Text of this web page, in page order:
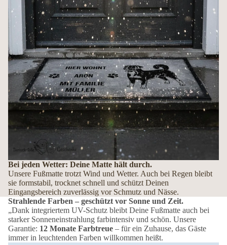
Bei jeden Wetter: Deine Matte hält durch.
Unsere Fußmatte trotzt Wind und Wetter. Auch bei Regen bleibt
sie formstabil, trocknet schnell und schützt Deinen
Eingangsbereich zuverlässig vor Schmutz und Nässe.
Strahlende Farben – geschützt vor Sonne und Zeit.
„Dank integriertem UV-Schutz bleibt Deine Fußmatte auch bei
starker Sonneneinstrahlung farbintensiv und schön. Unsere
Garantie: 12 Monate Farbtreue – für ein Zuhause, das Gäste
immer in leuchtenden Farben willkommen heißt.